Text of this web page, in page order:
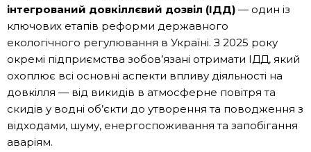
інтегрований довкіллєвий дозвіл (ІДД) — один із
ключових етапів реформи державного
екологічного регулювання в Україні. З 2025 року
окремі підприємства зобов’язані отримати ІДД, який
охоплює всі основні аспекти впливу діяльності на
довкілля — від викидів в атмосферне повітря та
скидів у водні об’єкти до утворення та поводження з
відходами, шуму, енергоспоживання та запобігання
аваріям.